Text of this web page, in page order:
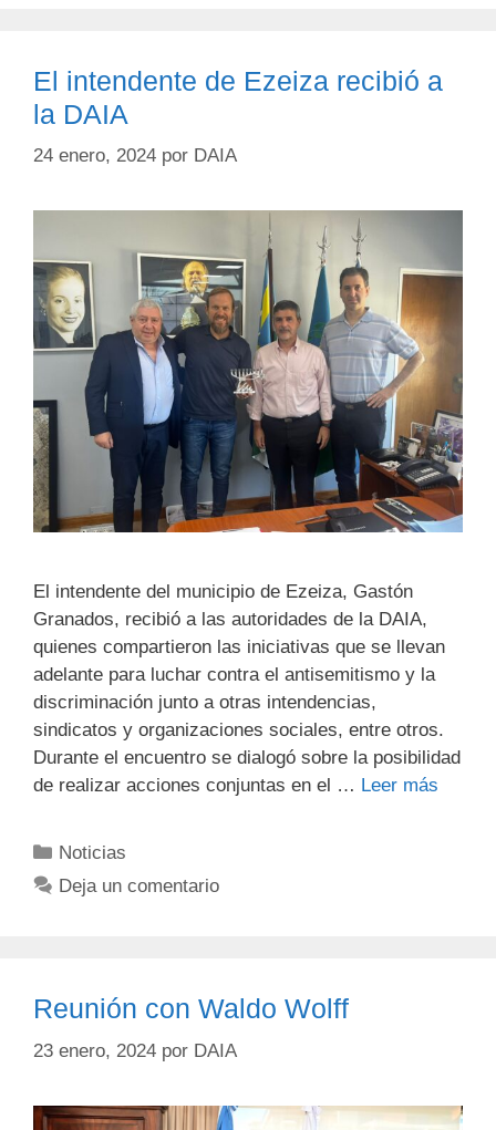
El intendente de Ezeiza recibió a
la DAIA
24 enero, 2024 por DAIA
El intendente del municipio de Ezeiza, Gastón
Granados, recibió a las autoridades de la DAIA,
quienes compartieron las iniciativas que se llevan
adelante para luchar contra el antisemitismo y la
discriminación junto a otras intendencias,
sindicatos y organizaciones sociales, entre otros.
Durante el encuentro se dialogó sobre la posibilidad
de realizar acciones conjuntas en el … Leer más
Noticias
Deja un comentario
Reunión con Waldo Wolff
23 enero, 2024 por DAIA